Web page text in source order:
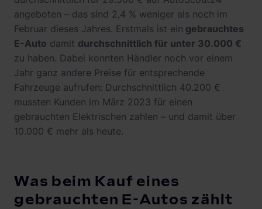
angeboten – das sind 2,4 % weniger als noch im
Februar dieses Jahres. Erstmals ist ein gebrauchtes
E-Auto damit durchschnittlich für unter 30.000 €
zu haben. Dabei konnten Händler noch vor einem
Jahr ganz andere Preise für entsprechende
Fahrzeuge aufrufen: Durchschnittlich 40.200 €
mussten Kunden im März 2023 für einen
gebrauchten Elektrischen zahlen – und damit über
10.000 € mehr als heute.
Was beim Kauf eines
gebrauchten E-Autos zählt